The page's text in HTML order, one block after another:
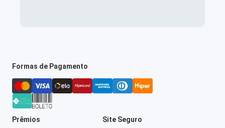
Formas de Pagamento
Prêmios Site Seguro